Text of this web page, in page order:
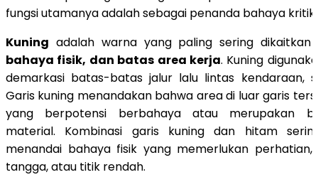
fungsi utamanya adalah sebagai penanda bahaya
Kuning adalah warna yang paling sering
bahaya fisik, dan batas area kerja. Kuning
demarkasi batas-batas jalur lalu lintas kendaraan,
Garis kuning menandakan bahwa area di luar garis
yang berpotensi berbahaya atau merupakan
material. Kombinasi garis kuning dan hitam
menandai bahaya fisik yang memerlukan
tangga, atau titik rendah.